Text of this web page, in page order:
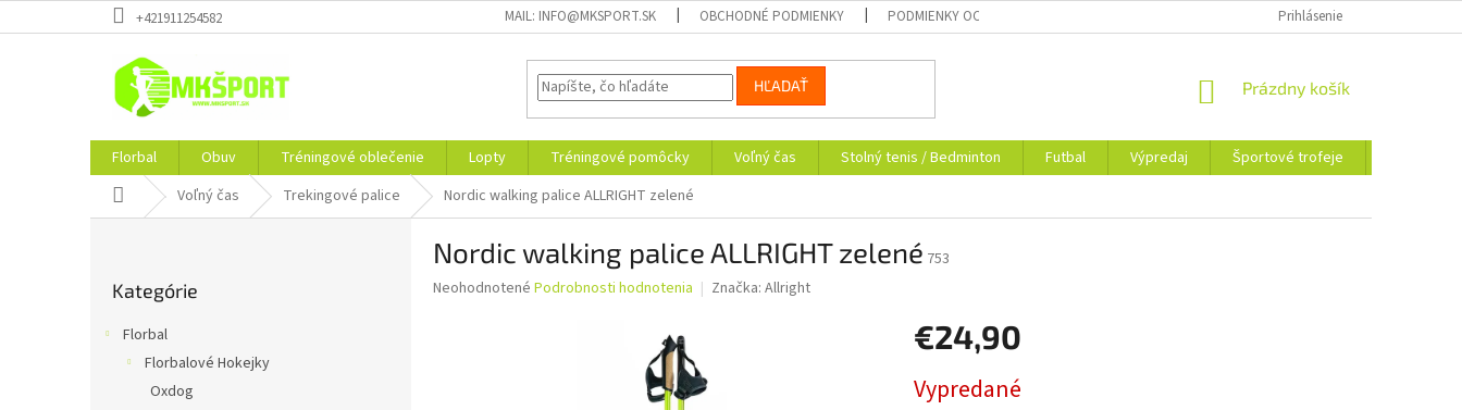
na
+421911254582 MAIL: INFO@MKSPORT.SK OBCHODNÉ PODMIENKY PODMIENKY OCHRANY OSOBNÝCH ÚDAJOV Prihlásenie
HĽADAŤ
NÁKUPNÝ
Prázdny košík
Florbal Obuv Tréningové oblečenie Lopty Tréningové pomôcky Voľný čas Stolný tenis / Bedminton Futbal Výpredaj Športové trofeje
DomovVoľný čas Trekingové palice Nordic walking palice ALLRIGHT zelené
kategórie
Kategórie
Florbal
Florbalové Hokejky
Oxdog
Nordic walking palice ALLRIGHT zelené 753
Priemerné
Neohodnotené Podrobnosti hodnotenia Značka: Allright
€24,90
cena:
Vypredané